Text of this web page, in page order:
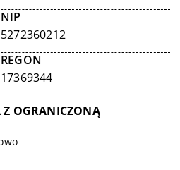
NIP
5272360212
REGON
17369344
Z OGRANICZONĄ